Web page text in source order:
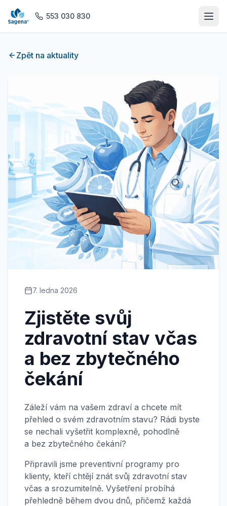
553 030 830
Domů
Ordinace
Praktické lékařství
Magnetická rezonance
Lékárna
🇨🇿 Čeština 🇬🇧 English
Zpět na aktuality
7. ledna 2026
Zjistěte svůj
zdravotní stav včas
a bez zbytečného
čekání
Záleží vám na vašem zdraví a chcete mít
přehled o svém zdravotním stavu? Rádi byste
se nechali vyšetřit komplexně, pohodlně
a bez zbytečného čekání?
Připravili jsme preventivní programy pro
klienty, kteří chtějí znát svůj zdravotní stav
včas a srozumitelně. Vyšetření probíhá
přehledně během dvou dnů, přičemž každá